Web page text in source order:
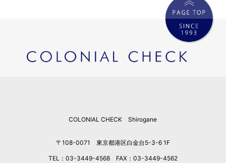
COLONIAL CHECK Shirogane
〒108-0071 東京都港区白金台5-3-6 1F
TEL：03-3449-4568 FAX：03-3449-4562